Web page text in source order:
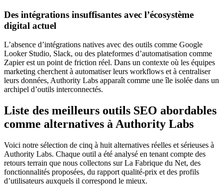
Des intégrations insuffisantes avec l’écosystème
digital actuel
L’absence d’intégrations natives avec des outils comme Google
Looker Studio, Slack, ou des plateformes d’automatisation comme
Zapier est un point de friction réel. Dans un contexte où les équipes
marketing cherchent à automatiser leurs workflows et à centraliser
leurs données, Authority Labs apparaît comme une île isolée dans un
archipel d’outils interconnectés.
Liste des meilleurs outils SEO abordables
comme alternatives à Authority Labs
Voici notre sélection de cinq à huit alternatives réelles et sérieuses à
Authority Labs. Chaque outil a été analysé en tenant compte des
retours terrain que nous collectons sur La Fabrique du Net, des
fonctionnalités proposées, du rapport qualité-prix et des profils
d’utilisateurs auxquels il correspond le mieux.